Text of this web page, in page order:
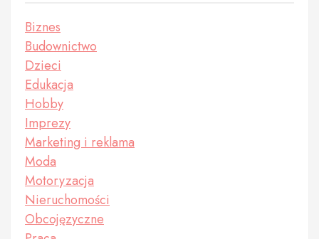
Biznes
Budownictwo
Dzieci
Edukacja
Hobby
Imprezy
Marketing i reklama
Moda
Motoryzacja
Nieruchomości
Obcojęzyczne